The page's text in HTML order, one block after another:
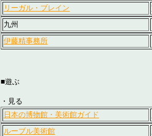
リーガル・ブレイン
九州
伊藤精事務所
■遊ぶ
・見る
日本の博物館・美術館ガイド
ルーブル美術館